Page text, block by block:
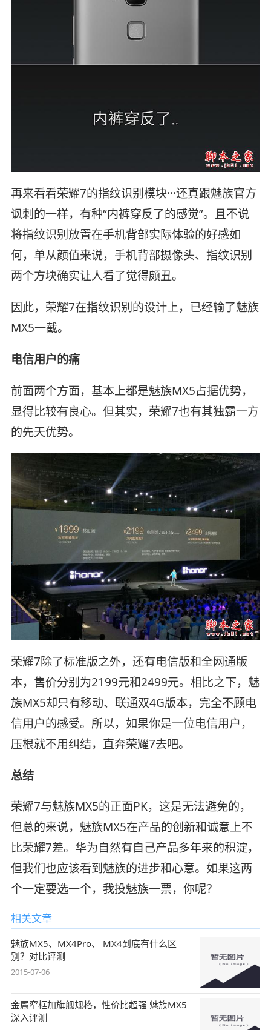
再来看看荣耀7的指纹识别模块···还真跟魅族官方
讽刺的一样，有种“内裤穿反了的感觉”。且不说
将指纹识别放置在手机背部实际体验的好感如
何，单从颜值来说，手机背部摄像头、指纹识别
两个方块确实让人看了觉得颇丑。
因此，荣耀7在指纹识别的设计上，已经输了魅族
MX5一截。
电信用户的痛
前面两个方面，基本上都是魅族MX5占据优势，
显得比较有良心。但其实，荣耀7也有其独霸一方
的先天优势。
荣耀7除了标准版之外，还有电信版和全网通版
本，售价分别为2199元和2499元。相比之下，魅
族MX5却只有移动、联通双4G版本，完全不顾电
信用户的感受。所以，如果你是一位电信用户，
压根就不用纠结，直奔荣耀7去吧。
总结
荣耀7与魅族MX5的正面PK，这是无法避免的，
但总的来说，魅族MX5在产品的创新和诚意上不
比荣耀7差。华为自然有自己产品多年来的积淀，
但我们也应该看到魅族的进步和心意。如果这两
个一定要选一个，我投魅族一票，你呢？
相关文章
魅族MX5、MX4Pro、 MX4到底有什么区
别？对比评测
2015-07-06
金属窄框加旗舰规格，性价比超强 魅族MX5
深入评测